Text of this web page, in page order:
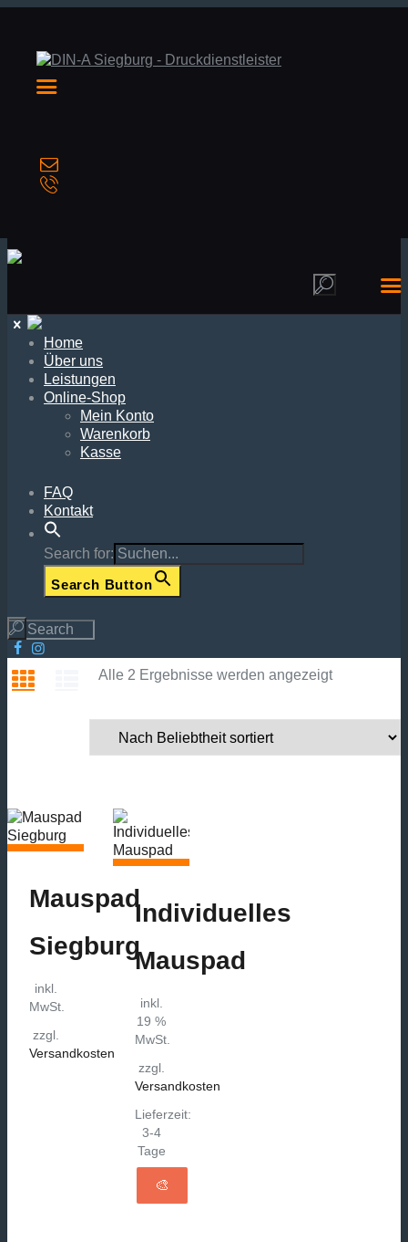
Home
Über uns
Leistungen
Online-Shop
Mein Konto
Warenkorb
Kasse
FAQ
Kontakt
Search for:
Search Button
Alle 2 Ergebnisse werden angezeigtNach
Mauspad
Siegburg
inkl.
MwSt.
zzgl.
Versandkosten
Individuelles
Mauspad
inkl.
19 %
MwSt.
zzgl.
Versandkosten
Lieferzeit:
3-4
Tage
🎨